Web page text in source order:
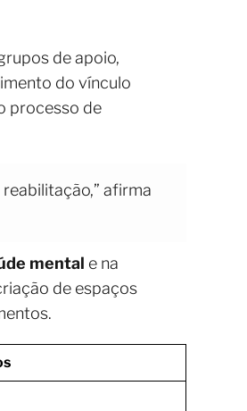
de apoio,
do vínculo
processo de
afirma
mental e na
de espaços